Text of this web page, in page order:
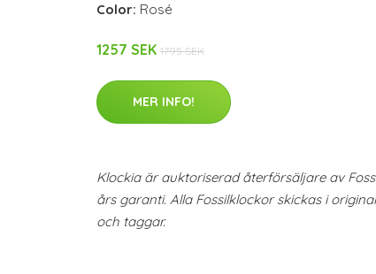
Color: Rosé
1257 SEK 1795 SEK
MER INFO!
Klockia är auktoriserad återförsäljare av
års garanti. Alla Fossilklockor skickas i
och taggar.